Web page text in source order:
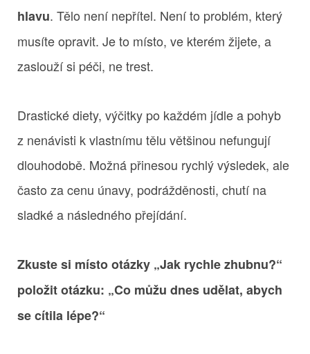
hlavu. Tělo není nepřítel. Není to problém, který
musíte opravit. Je to místo, ve kterém žijete, a
zaslouží si péči, ne trest.
Drastické diety, výčitky po každém jídle a pohyb
z nenávisti k vlastnímu tělu většinou nefungují
dlouhodobě. Možná přinesou rychlý výsledek, ale
často za cenu únavy, podrážděnosti, chutí na
sladké a následného přejídání.
Zkuste si místo otázky „Jak rychle zhubnu?“
položit otázku: „Co můžu dnes udělat, abych
se cítila lépe?“